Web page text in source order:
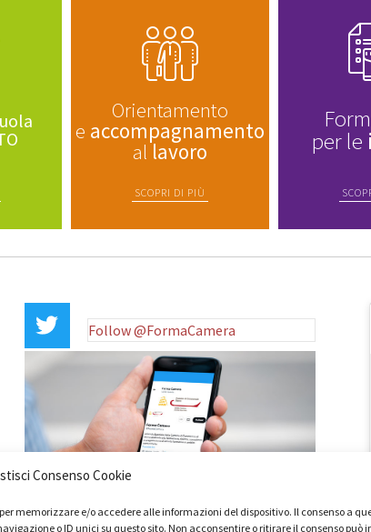
Consenso Cookie
memorizzare e/o accedere alle informazioni del dispositivo. Il consenso a
o ID unici su questo sito. Non acconsentire o ritirare il consenso può
Orientamento
e accompagnamento
allavoro
SCOPRI DI PIÙ
per le
Follow @FormaCamera